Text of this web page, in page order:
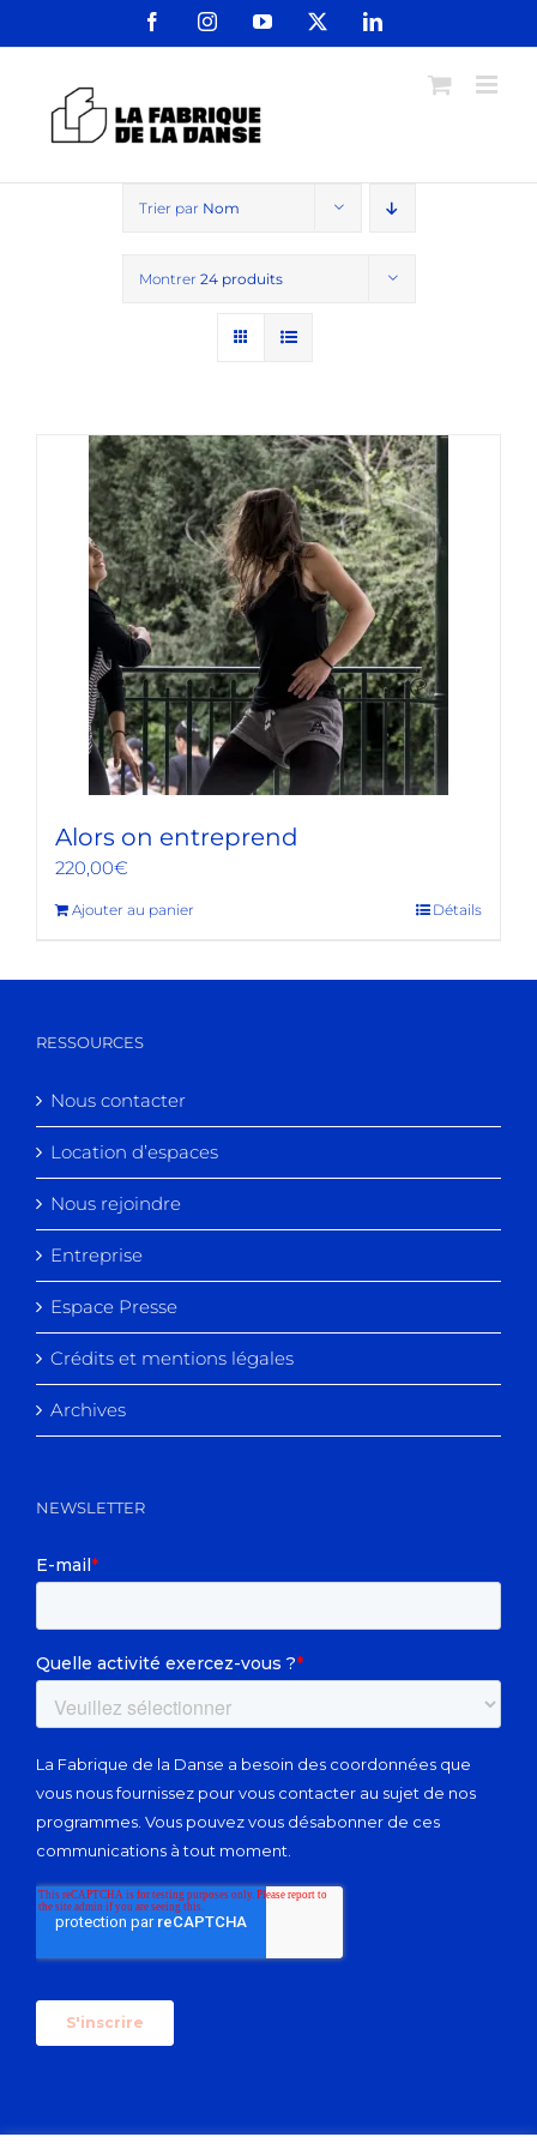
FacebookInstagramYouTube LinkedIn
Trier par Nom
Montrer 24 produits
Alors on entreprend
220,00€
Ajouter au panier Détails
RESSOURCES
Nous contacter
Location d’espaces
Nous rejoindre
Entreprise
Espace Presse
Crédits et mentions légales
Archives
NEWSLETTER